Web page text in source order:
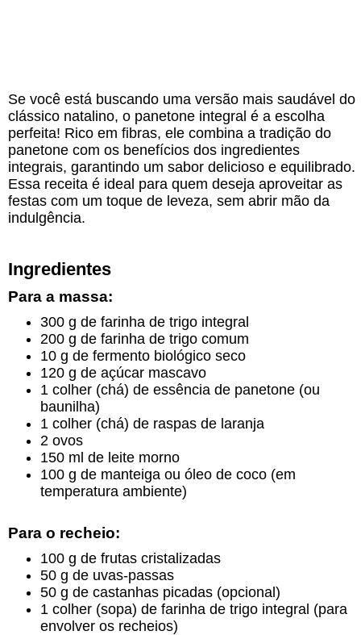
Se você está buscando uma versão mais saudável do
clássico natalino, o panetone integral é a escolha
perfeita! Rico em fibras, ele combina a tradição do
panetone com os benefícios dos ingredientes
integrais, garantindo um sabor delicioso e equilibrado.
Essa receita é ideal para quem deseja aproveitar as
festas com um toque de leveza, sem abrir mão da
indulgência.
Ingredientes
Para a massa:
300 g de farinha de trigo integral
200 g de farinha de trigo comum
10 g de fermento biológico seco
120 g de açúcar mascavo
1 colher (chá) de essência de panetone (ou
baunilha)
1 colher (chá) de raspas de laranja
2 ovos
150 ml de leite morno
100 g de manteiga ou óleo de coco (em
temperatura ambiente)
Para o recheio:
100 g de frutas cristalizadas
50 g de uvas-passas
50 g de castanhas picadas (opcional)
1 colher (sopa) de farinha de trigo integral (para
envolver os recheios)